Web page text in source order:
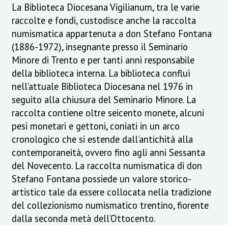
La Biblioteca Diocesana Vigilianum, tra le varie
raccolte e fondi, custodisce anche la raccolta
numismatica appartenuta a don Stefano Fontana
(1886-1972), insegnante presso il Seminario
Minore di Trento e per tanti anni responsabile
della biblioteca interna. La biblioteca confluì
nell’attuale Biblioteca Diocesana nel 1976 in
seguito alla chiusura del Seminario Minore. La
raccolta contiene oltre seicento monete, alcuni
pesi monetari e gettoni, coniati in un arco
cronologico che si estende dall’antichità alla
contemporaneità, ovvero fino agli anni Sessanta
del Novecento. La raccolta numismatica di don
Stefano Fontana possiede un valore storico-
artistico tale da essere collocata nella tradizione
del collezionismo numismatico trentino, fiorente
dalla seconda metà dell’Ottocento.